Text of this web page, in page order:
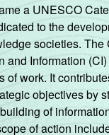
a UNESCO
to the
societies. The
and Information
of work. It
objectives by
of
of action